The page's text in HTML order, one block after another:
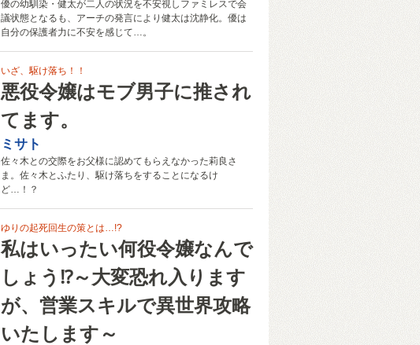
優の幼馴染・健太が二人の状況を不安視しファミレスで会
議状態となるも、アーチの発言により健太は沈静化。優は
自分の保護者力に不安を感じて…。
いざ、駆け落ち！！
悪役令嬢はモブ男子に推され
てます。
ミサト
佐々木との交際をお父様に認めてもらえなかった莉良さ
ま。佐々木とふたり、駆け落ちをすることになるけ
ど…！？
ゆりの起死回生の策とは…!?
私はいったい何役令嬢なんで
しょう⁉～大変恐れ入ります
が、営業スキルで異世界攻略
いたします～